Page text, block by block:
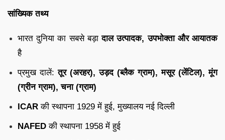
सांख्यिक तथ्य
भारत दुनिया का सबसे बड़ादाल उत्पादक, उपभोक्ता और आयातक
है
प्रमुख दालें:तूर (अरहर), उड़द (ब्लैक ग्राम), मसूर (लेंटिल), मूंग
(ग्रीन ग्राम), चना (ग्राम)
ICAR की स्थापना 1929 में हुई, मुख्यालय नई दिल्ली
NAFED की स्थापना 1958 में हुई